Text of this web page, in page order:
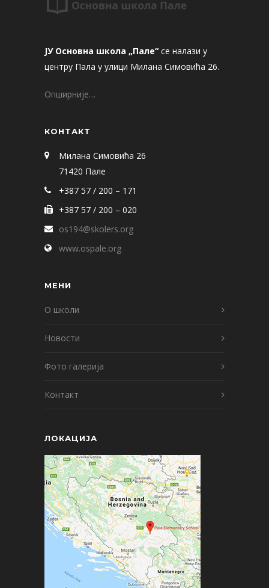
ЈУ Основна школа „Пале“ се налази у
центру Пала у улици Милана Симовића 26.
Опширније…
КОНТАКТ
Милана Симовића 26
71420 Пале
+387 57 / 200 – 171
+387 57 / 200 – 020
os194@skolers.org
www.ospale.org
МЕНИ
О школи
Новости
Фото галерија
Контакт
ЛОКАЦИЈА